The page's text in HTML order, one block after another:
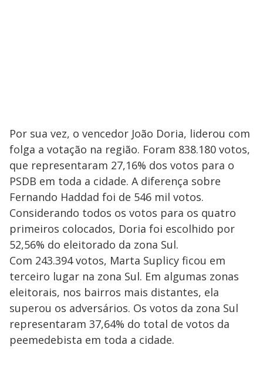
Por sua vez, o vencedor João Doria, liderou com
folga a votação na região. Foram 838.180 votos,
que representaram 27,16% dos votos para o
PSDB em toda a cidade. A diferença sobre
Fernando Haddad foi de 546 mil votos.
Considerando todos os votos para os quatro
primeiros colocados, Doria foi escolhido por
52,56% do eleitorado da zona Sul.
Com 243.394 votos, Marta Suplicy ficou em
terceiro lugar na zona Sul. Em algumas zonas
eleitorais, nos bairros mais distantes, ela
superou os adversários. Os votos da zona Sul
representaram 37,64% do total de votos da
peemedebista em toda a cidade.